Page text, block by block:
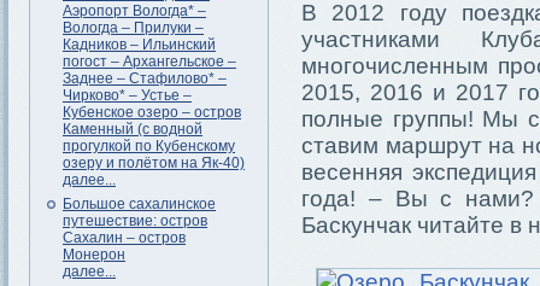
Аэропорт Вологда* –
Вологда – Прилуки –
Кадников – Ильинский
погост – Архангельское –
Заднее – Стафилово* –
Чирково* – Устье –
Кубенское озеро – остров
Каменный (с водной
прогулкой по Кубенскому
озеру и полётом на Як-40)
далее...
Большое сахалинское
путешествие: остров
Сахалин – остров
Монерон
далее...
В 2012 году
участниками
многочисленным
2015, 2016 и 2017
полные группы! Мы
ставим маршрут на
весенняя
года! – Вы с нами?
Баскунчак читайте